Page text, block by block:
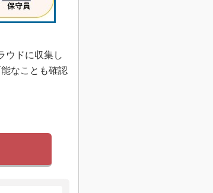
ウドに収集し
なことも確認